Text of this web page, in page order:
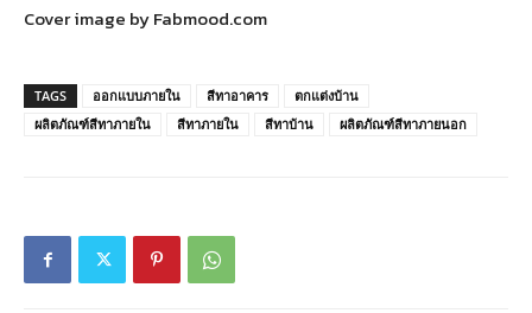
Cover image by Fabmood.com
TAGS ออกแบบภายใน สีทาอาคาร
ตกแต่งบ้าน
ผลิตภัณฑ์สีทาภายใน
สีทาภายใน สีทาบ้าน ผลิตภัณฑ์สีทาภายนอก